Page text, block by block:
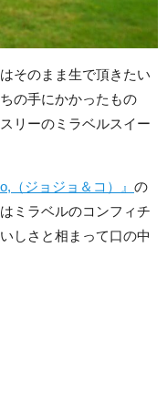
そのまま生で頂きたい
の手にかかったもの
リーのミラベルスイー
（ジョジョ＆コ）』 の
ミラベルのコンフィチ
しさと相まって口の中